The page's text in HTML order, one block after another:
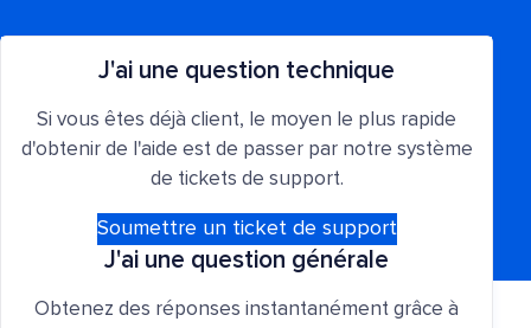
J'ai une question technique
Si vous êtes déjà client, le moyen le plus rapide
d'obtenir de l'aide est de passer par notre système
de tickets de support.
Soumettre un ticket de support
J'ai une question générale
Obtenez des réponses instantanément grâce à